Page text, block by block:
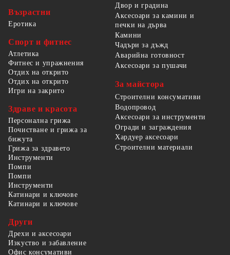
Възрастни
Еротика
Спорт и фитнес
Атлетика
Фитнес и упражнения
Отдих на открито
Отдих на открито
Игри на закрито
Здраве и красота
Персонална грижа
Почистване и грижа за
бижута
Грижа за здравето
Двор и градина
Аксесоари за камини и
печки на дърва
Камини
Чадъри за дъжд
Аварийна готовност
Аксесоари за пушачи
За майстора
Строителни консумативи
Водопровод
Аксесоари за инструменти
Огради и заграждения
Хардуер аксесоари
Строителни материали
Инструменти
Помпи
Помпи
Инструменти
Катинари и ключове
Катинари и ключове
Други
Дрехи и аксесоари
Изкуство и забавление
Офис консумативи